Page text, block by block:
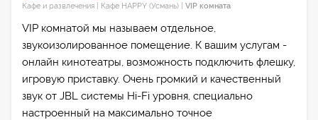
Кафе и развлечения Кафе HAPPY (Усмань) VIP комната
VIP комнатой мы называем отдельное,
звукоизолированное помещение. К вашим услугам -
онлайн кинотеатры, возможность подключить флешку,
игровую приставку. Очень громкий и качественный
звук от JBL системы Hi-Fi уровня, специально
настроенный на максимально точное